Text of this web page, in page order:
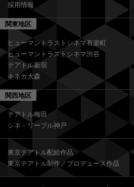
採用情報
関東地区
ヒューマントラストシネマ有楽町
ヒューマントラストシネマ渋谷
テアトル新宿
キネカ大森
関西地区
テアトル梅田
シネ・リーブル神戸
東京テアトル配給作品
東京テアトル制作／プロデュース作品